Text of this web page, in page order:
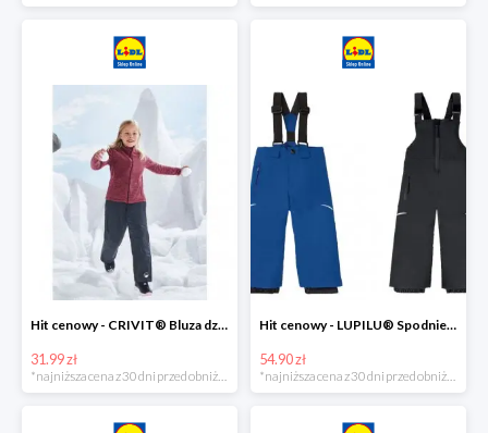
Hit cenowy - CRIVIT® Bluza dziewczęca z polaru
31.99 zł
Hit cenowy - LUPILU® Spodnie narciarskie chłopięce
54.90 zł